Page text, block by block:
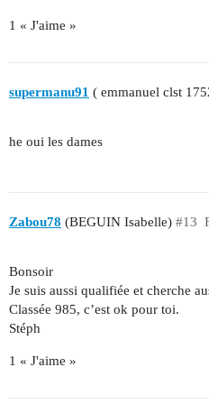
1 « J'aime »
supermanu91 ( emmanuel clst
he oui les dames
Zabou78 (BEGUIN Isabelle) #13
Bonsoir
Je suis aussi qualifiée et cherche
Classée 985, c’est ok pour toi.
Stéph
1 « J'aime »